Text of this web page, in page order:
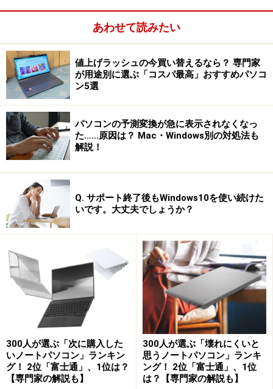
あわせて読みたい
値上げラッシュの今買い替えるなら？ 専門家
が用途別に選ぶ「コスパ最高」おすすめパソコ
ン5選
パソコンの予測変換が急に表示されなくなっ
た……原因は？ Mac・Windows別の対処法も
解説！
Q. サポート終了後もWindows10を使い続けた
いです。大丈夫でしょうか？
300人が選ぶ「次に購入した
いノートパソコン」ランキン
グ！ 2位「富士通」、1位は？
【専門家の解説も】
300人が選ぶ「壊れにくいと
思うノートパソコン」ランキ
ング！ 2位「富士通」、1位
は？【専門家の解説も】